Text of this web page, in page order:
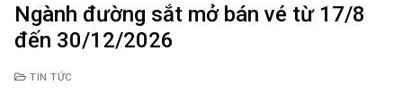
Ngành đường sắt mở bán vé từ 17/8
đến 30/12/2026
TIN TỨC